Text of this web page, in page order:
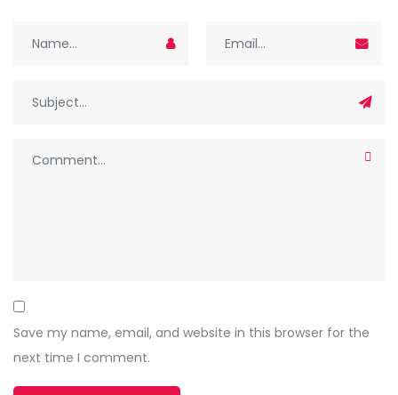
Save my name, email, and website in this browser for the
next time I comment.